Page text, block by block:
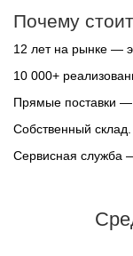
Почему
12 лет на рынке —
10 000+
Прямые поставки —
Собственный
Сервисная служба